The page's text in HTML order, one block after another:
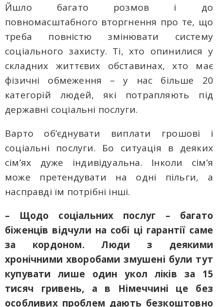
Йшло багато розмов і до
повномасштабного вторгнення про те, що
треба повністю змінювати систему
соціального захисту. Ті, хто опинилися у
складних життєвих обставинах, хто має
фізичні обмеження – у нас більше 20
категорій людей, які потрапляють під
державні соціальні послуги.
Варто об’єднувати виплати грошові і
соціальні послуги. Бо ситуація в деяких
сім’ях дуже індивідуальна. Інколи сім’я
може претендувати на одні пільги, а
насправді їм потрібні інші.
– Щодо соціальних послуг – багато
біженців відчули на собі ці гарантії саме
за кордоном. Люди з деякими
хронічними хворобами змушені були тут
купувати лише один укол ліків за 15
тисяч гривень, а в Німеччині це без
особливих проблем дають безкоштовно